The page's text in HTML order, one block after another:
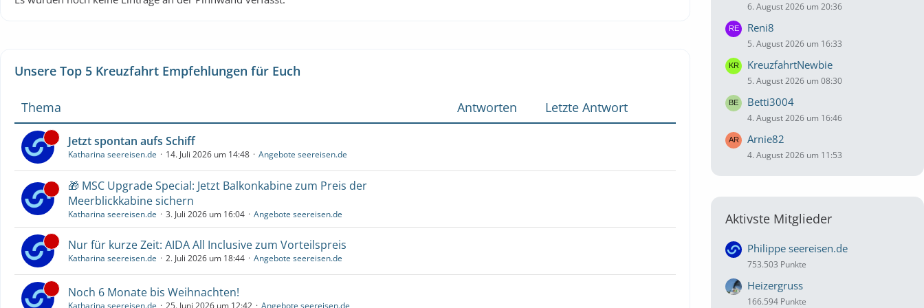
Unsere Top 5 Kreuzfahrt Empfehlungen für Euch
Thema Antworten Letzte Antwort
Jetzt spontan aufs Schiff
Katharina seereisen.de 14. Juli 2026 um 14:48 Angebote seereisen.de
🎁 MSC Upgrade Special: Jetzt Balkonkabine zum Preis der
Meerblickkabine sichern
Katharina seereisen.de 3. Juli 2026 um 16:04 Angebote seereisen.de
Nur für kurze Zeit: AIDA All Inclusive zum Vorteilspreis
Katharina seereisen.de 2. Juli 2026 um 18:44 Angebote seereisen.de
Noch 6 Monate bis Weihnachten!
6. August 2026 um 20:36
Reni8
5. August 2026 um 16:33
KreuzfahrtNewbie
5. August 2026 um 08:30
Betti3004
4. August 2026 um 16:46
Arnie82
4. August 2026 um 11:53
Aktivste Mitglieder
Philippe seereisen.de
753.503 Punkte
Heizergruss
166.594 Punkte